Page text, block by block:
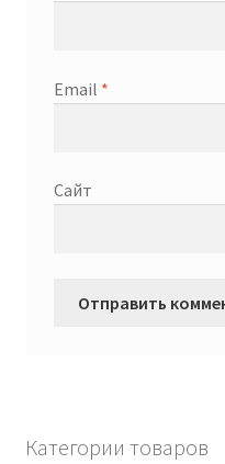
Email *
Сайт
Категории товаров